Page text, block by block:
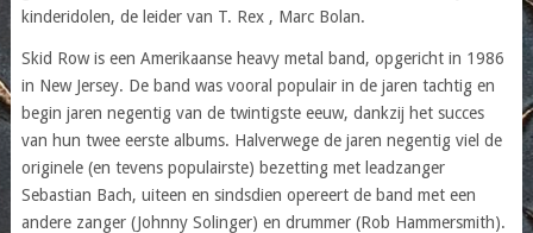
kinderidolen, de leider van T. Rex , Marc Bolan.
Skid Row is een Amerikaanse heavy metal band, opgericht in 1986
in New Jersey. De band was vooral populair in de jaren tachtig en
begin jaren negentig van de twintigste eeuw, dankzij het succes
van hun twee eerste albums. Halverwege de jaren negentig viel de
originele (en tevens populairste) bezetting met leadzanger
Sebastian Bach, uiteen en sindsdien opereert de band met een
andere zanger (Johnny Solinger) en drummer (Rob Hammersmith).